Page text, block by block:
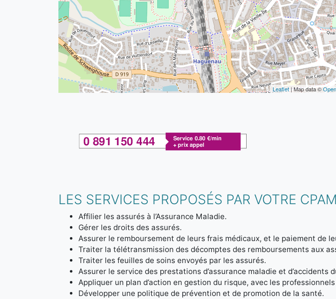
Leaflet| Map data ©
LES SERVICES PROPOSÉS PAR VOTRE CPAM
Affilier les assurés à l’Assurance Maladie.
Gérer les droits des assurés.
Assurer le remboursement de leurs frais médicaux, et le paiement de
Traiter la télétransmission des décomptes des remboursements aux
Traiter les feuilles de soins envoyés par les assurés.
Assurer le service des prestations d’assurance maladie et d’accidents
Appliquer un plan d’action en gestion du risque, avec les
Développer une politique de prévention et de promotion de la santé.